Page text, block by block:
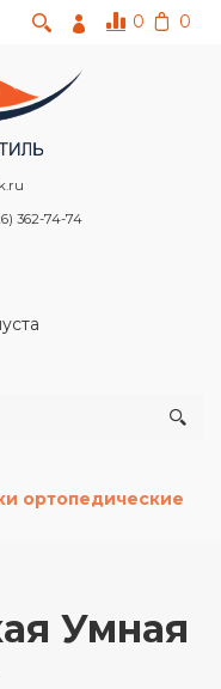
0 0
362-74-74
ортопедические
Умная